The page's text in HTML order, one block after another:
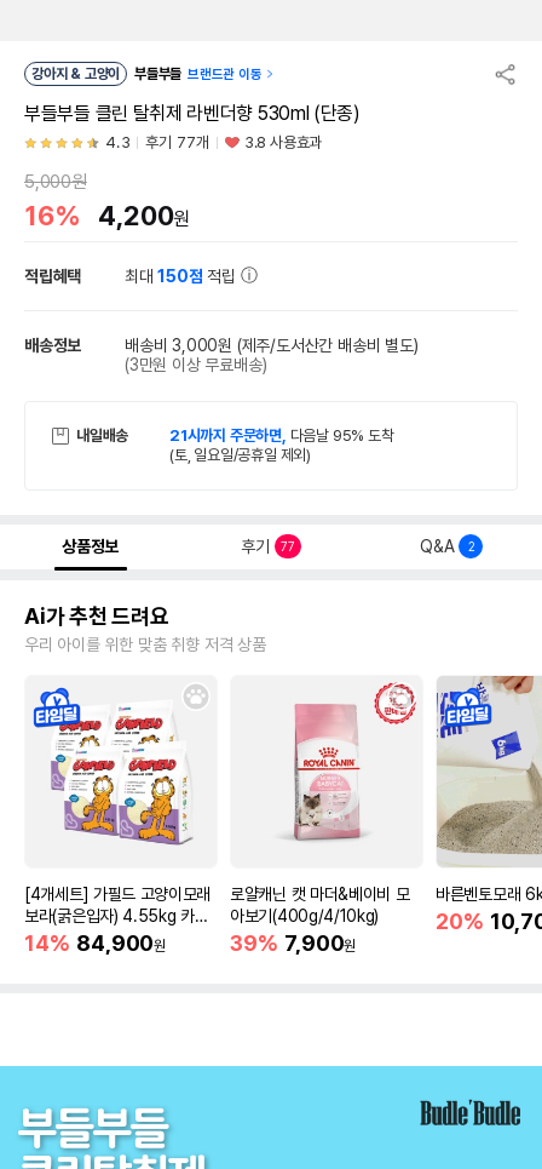
강아지 & 고양이 부들부들 브랜드관 이동
부들부들 클린 탈취제 라벤더향 530ml (단종)
4.3 후기 77개 3.8 사용효과
5,000원
16% 4,200원
적립혜택 최대150점 적립
배송정보 배송비 3,000원 (제주/도서산간 배송비 별도)
(3만원 이상 무료배송)
내일배송 21시까지 주문하면, 다음날 95% 도착
(토, 일요일/공휴일 제외)
상품정보 후기 77 Q&A 2
Ai가 추천 드려요
우리 아이를 위한 맞춤 취향 저격 상품
[4개세트] 가필드 고양이모래
보라(굵은입자) 4.55kg 카사
바모래
14% 84,900원
로얄캐닌 캣 마더&베이비 모
아보기(400g/4/10kg)
39% 7,900원
바른벤토모래
20%